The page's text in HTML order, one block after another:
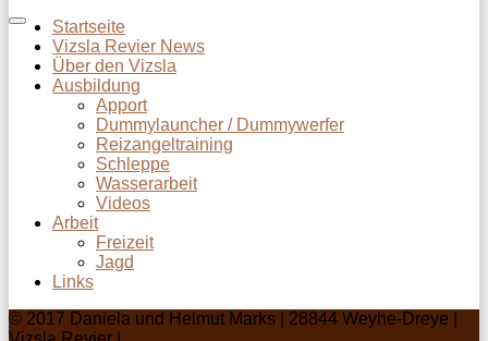
Startseite
Vizsla Revier News
Über den Vizsla
Ausbildung
Apport
Dummylauncher / Dummywerfer
Reizangeltraining
Schleppe
Wasserarbeit
Videos
Arbeit
Freizeit
Jagd
Links
© 2017 Daniela und Helmut Marks | 28844 Weyhe-Dreye |